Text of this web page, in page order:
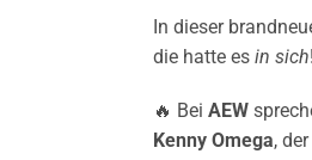
In dieser
die hatte esin sich!
🔥 BeiAEW
Kenny Omega,